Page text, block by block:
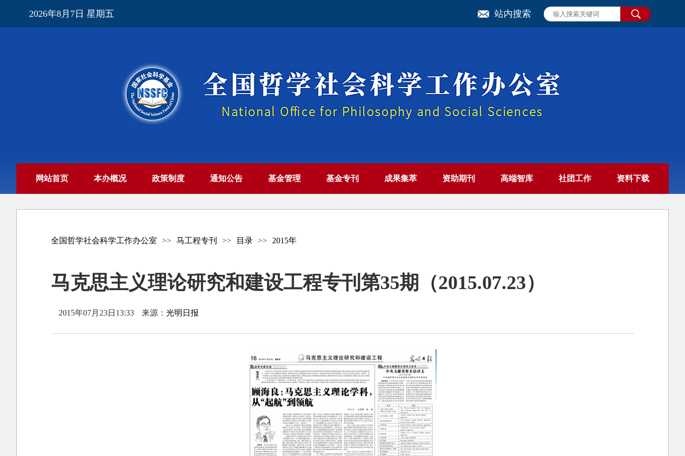
2026年8月7日 星期五 站内搜索
网站首页 本办概况 政策制度 通知公告 基金管理 基金专刊 成果集萃 资助期刊 高端智库 社团工作 资料下载
全国哲学社会科学工作办公室 >> 马工程专刊 >> 目录 >> 2015年
马克思主义理论研究和建设工程专刊第35期（2015.07.23）
2015年07月23日13:33 来源：光明日报